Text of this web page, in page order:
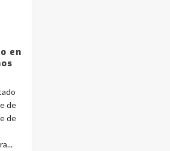
en
de
de
de los combustibles en
desde YPF hasta Axion
a 1338 pesos
de Cereales de Bahía
anticipa que Agosto vendrá
y heladas, en gran parte